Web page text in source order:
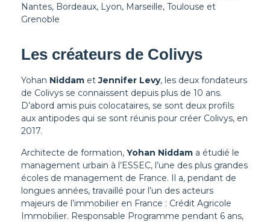
Nantes, Bordeaux, Lyon, Marseille, Toulouse et
Grenoble
Les créateurs de Colivys
Yohan Niddam etJennifer Levy, les deux fondateurs
de Colivys se connaissent depuis plus de 10 ans.
D’abord amis puis colocataires, se sont deux profils
aux antipodes qui se sont réunis pour créer Colivys, en
2017.
Architecte de formation, Yohan Niddam a étudié le
management urbain à l’ESSEC, l’une des plus grandes
écoles de management de France. Il a, pendant de
longues années, travaillé pour l’un des acteurs
majeurs de l’immobilier en France : Crédit Agricole
Immobilier. Responsable Programme pendant 6 ans,